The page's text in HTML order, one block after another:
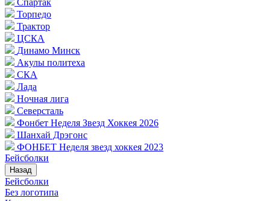
Спартак
Торпедо
Трактор
ЦСКА
Динамо Минск
Акулы политеха
СКА
Лада
Ночная лига
Северсталь
Фонбет Неделя Звезд Хоккея 2026
Шанхай Дрэгонс
ФОНБЕТ Неделя звезд хоккея 2023
Бейсболки
Назад
Бейсболки
Без логотипа